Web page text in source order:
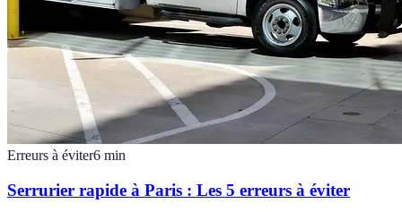
Erreurs à éviter6 min
Serrurier rapide à Paris : Les 5 erreurs à éviter